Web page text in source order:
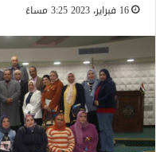
16 فبراير، 2023 3:25 مساءً